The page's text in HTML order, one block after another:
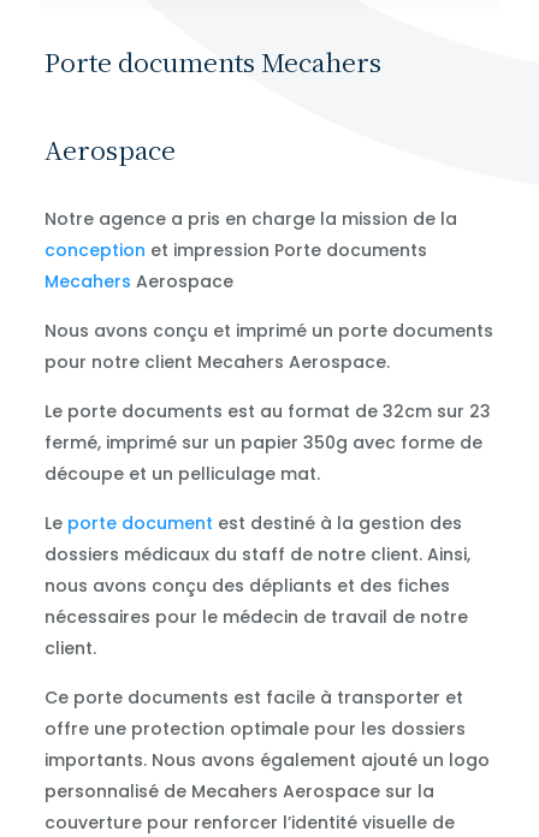
Porte documents Mecahers
Aerospace
Notre agence a pris en charge la mission de la
conception et impression Porte documents
Mecahers Aerospace
Nous avons conçu et imprimé un porte documents
pour notre client Mecahers Aerospace.
Le porte documents est au format de 32cm sur 23
fermé, imprimé sur un papier 350g avec forme de
découpe et un pelliculage mat.
Le porte document est destiné à la gestion des
dossiers médicaux du staff de notre client. Ainsi,
nous avons conçu des dépliants et des fiches
nécessaires pour le médecin de travail de notre
client.
Ce porte documents est facile à transporter et
offre une protection optimale pour les dossiers
importants. Nous avons également ajouté un logo
personnalisé de Mecahers Aerospace sur la
couverture pour renforcer l’identité visuelle de